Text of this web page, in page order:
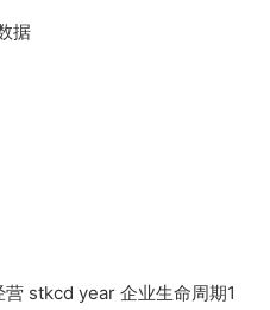
据
stkcd year 企业生命周期1